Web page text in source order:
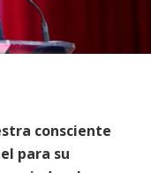
consciente
para su